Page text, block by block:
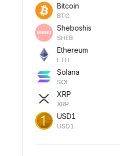
Bitcoin
BTC
Sheboshis
SHEB
Ethereum
ETH
Solana
SOL
XRP
XRP
USD1
USD1